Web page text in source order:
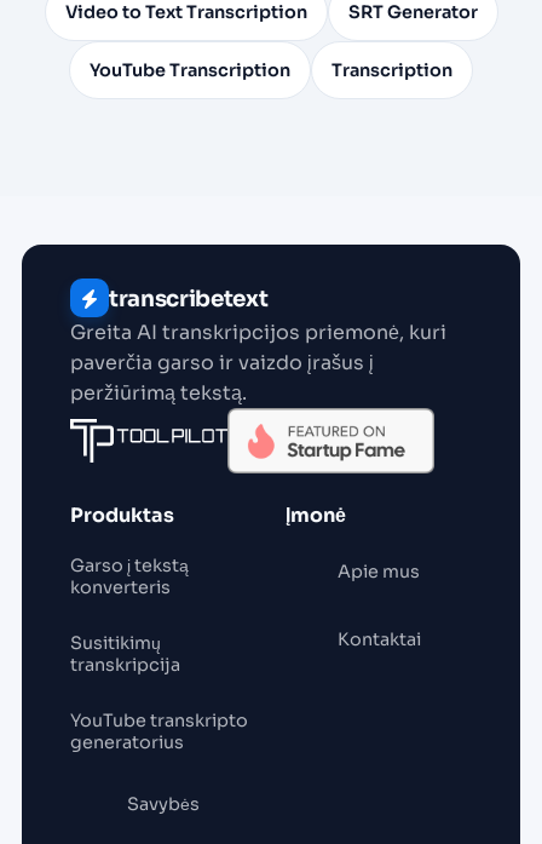
Video to Text Transcription SRT Generator
YouTube Transcription Transcription
transcribetext
Greita AI transkripcijos priemonė, kuri
paverčia garso ir vaizdo įrašus į
peržiūrimą tekstą.
Produktas
Garso į tekstą
konverteris
Susitikimų
transkripcija
YouTube transkripto
generatorius
Savybės
Įmonė
Apie mus
Kontaktai